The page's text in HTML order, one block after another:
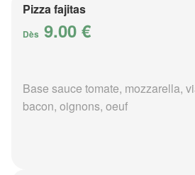
Pizza fajitas
Dès 9.00 €
Base sauce tomate, mozzarella,
bacon, oignons, oeuf